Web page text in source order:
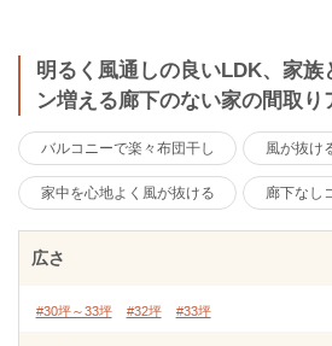
明るく風通しの良いLDK、家族
ン増える廊下のない家の間取り
バルコニーで楽々布団干し 風が抜け
家中を心地よく風が抜ける 廊下なし
広さ
#30坪～33坪 #32坪 #33坪